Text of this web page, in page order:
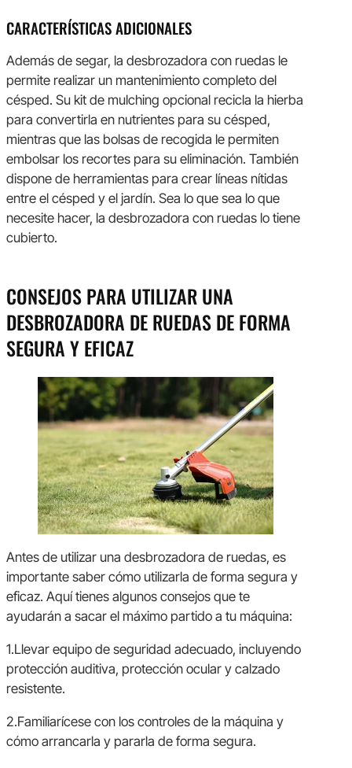
CARACTERÍSTICAS ADICIONALES
Además de segar, la desbrozadora con ruedas le
permite realizar un mantenimiento completo del
césped. Su kit de mulching opcional recicla la hierba
para convertirla en nutrientes para su césped,
mientras que las bolsas de recogida le permiten
embolsar los recortes para su eliminación. También
dispone de herramientas para crear líneas nítidas
entre el césped y el jardín. Sea lo que sea lo que
necesite hacer, la desbrozadora con ruedas lo tiene
cubierto.
CONSEJOS PARA UTILIZAR UNA
DESBROZADORA DE RUEDAS DE FORMA
SEGURA Y EFICAZ
Antes de utilizar una desbrozadora de ruedas, es
importante saber cómo utilizarla de forma segura y
eficaz. Aquí tienes algunos consejos que te
ayudarán a sacar el máximo partido a tu máquina:
1.Llevar equipo de seguridad adecuado, incluyendo
protección auditiva, protección ocular y calzado
resistente.
2.Familiarícese con los controles de la máquina y
cómo arrancarla y pararla de forma segura.